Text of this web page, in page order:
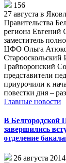
156
27 августа в
Правительства
региона Евгений
заместитель
ЦФО Ольга
Старооскольский
Грайворонский
представители
приурочили к
повестки дня –
Главные новости
В Белгородской
завершились
отделение
26 августа 2014